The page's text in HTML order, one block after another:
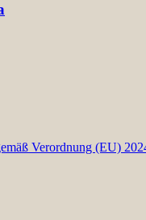
Verordnung (EU)